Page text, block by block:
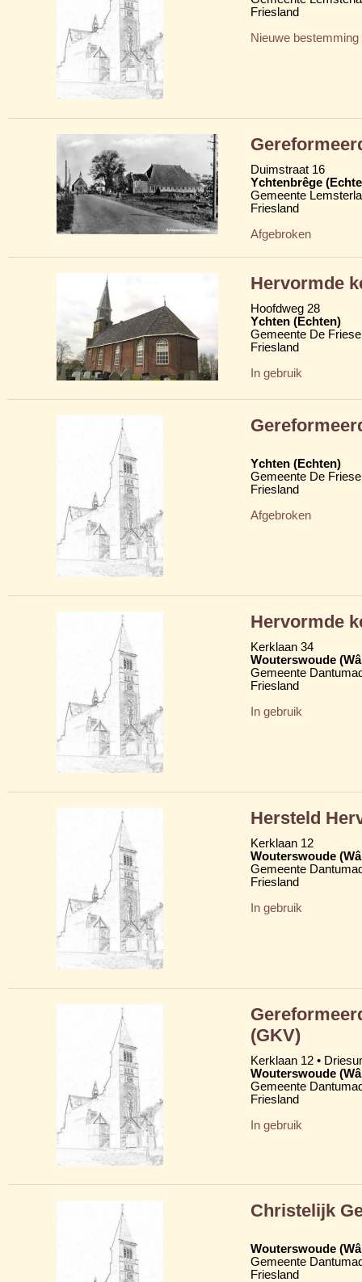
Friesland
Nieuwe bestemming
Duimstraat 16
Ychtenbrêge
Gemeente
Friesland
Afgebroken
Hervormde
Hoofdweg 28
Ychten (Echten)
Gemeente De
Friesland
In gebruik
Ychten (Echten)
Gemeente De
Friesland
Afgebroken
Hervormde
Kerklaan 34
Wouterswoude
Gemeente
Friesland
In gebruik
Hersteld
Kerklaan 12
Wouterswoude
Gemeente
Friesland
In gebruik
(GKV)
Kerklaan 12 •
Wouterswoude
Gemeente
Friesland
In gebruik
Christelijk
Wouterswoude
Gemeente
Friesland